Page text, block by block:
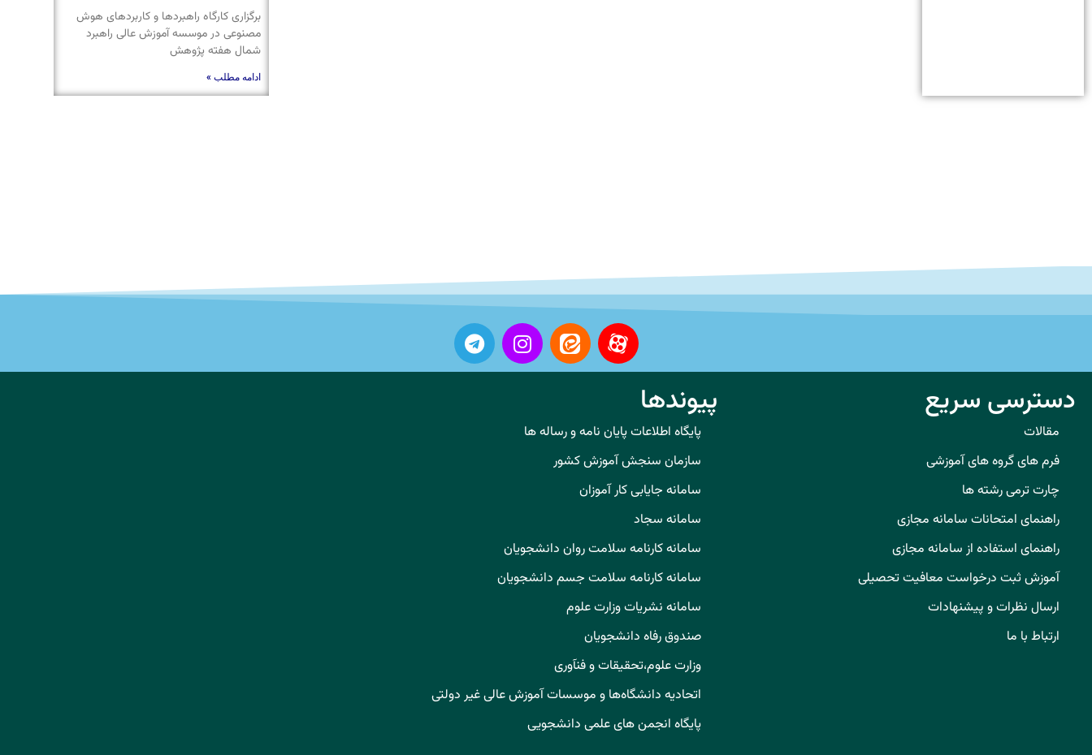
برگزاری کارگاه راهبردها و کاربردهای هوش
مصنوعی در موسسه آموزش عالی راهبرد
شمال هفته پژوهش
ادامه مطلب »
دسترسی سریع
مقالات
فرم های گروه های آموزشی
چارت ترمی رشته ها
راهنمای امتحانات سامانه مجازی
راهنمای استفاده از سامانه مجازی
آموزش ثبت درخواست معافیت تحصیلی
ارسال نظرات و پیشنهادات
ارتباط با ما
پیوندها
پایگاه اطلاعات پایان نامه و رساله ها
سازمان سنجش آموزش کشور
سامانه جایابی کار آموزان
سامانه سجاد
سامانه کارنامه سلامت روان دانشجویان
سامانه کارنامه سلامت جسم دانشجویان
سامانه نشریات وزارت علوم
صندوق رفاه دانشجویان
وزارت علوم،تحقیقات و فنآوری
اتحادیه دانشگاه‌ها و موسسات آموزش عالی غیر دولتی
پایگاه انجمن های علمی دانشجویی